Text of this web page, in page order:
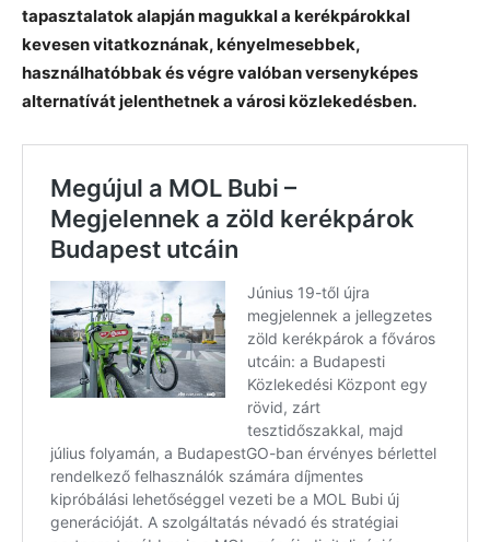
tapasztalatok alapján magukkal a kerékpárokkal
kevesen vitatkoznának, kényelmesebbek,
használhatóbbak és végre valóban versenyképes
alternatívát jelenthetnek a városi közlekedésben.